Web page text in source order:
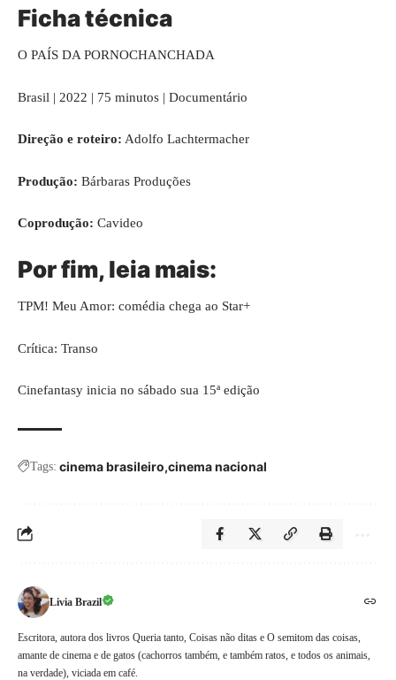
Ficha técnica
O PAÍS DA PORNOCHANCHADA
Brasil | 2022 | 75 minutos | Documentário
Direção e roteiro: Adolfo Lachtermacher
Produção: Bárbaras Produções
Coprodução: Cavideo
Por fim, leia mais:
TPM! Meu Amor: comédia chega ao Star+
Crítica: Transo
Cinefantasy inicia no sábado sua 15ª edição
Tags: cinema brasileiro cinema nacional
Livia Brazil
Escritora, autora dos livros Queria tanto, Coisas não ditas e O semitom das coisas,
amante de cinema e de gatos (cachorros também, e também ratos, e todos os animais,
na verdade), viciada em café.